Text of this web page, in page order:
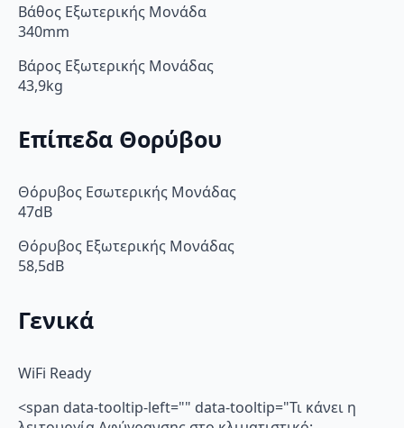
Βάθος Εξωτερικής Μονάδα
340mm
Βάρος Εξωτερικής Μονάδας
43,9kg
Επίπεδα Θορύβου
Θόρυβος Εσωτερικής Μονάδας
47dB
Θόρυβος Εξωτερικής Μονάδας
58,5dB
Γενικά
WiFi Ready
<span data-tooltip-left="" data-tooltip="Τι κάνει η